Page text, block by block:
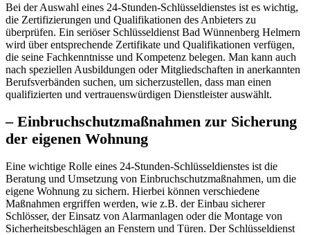
Bei der Auswahl eines 24-Stunden-Schlüsseldienstes ist es wichtig,
die Zertifizierungen und Qualifikationen des Anbieters zu
überprüfen.​ Ein seriöser Schlüsseldienst Bad Wünnenberg Helmern
wird über entsprechende Zertifikate und Qualifikationen verfügen,
die seine Fachkenntnisse und Kompetenz belegen. Man kann auch
nach speziellen Ausbildungen oder Mitgliedschaften in anerkannten
Berufsverbänden suchen, um sicherzustellen, dass man einen
qualifizierten und vertrauenswürdigen Dienstleister auswählt.​
– Einbruchschutzmaßnahmen zur Sicherung
der eigenen Wohnung
Eine wichtige Rolle eines 24-Stunden-Schlüsseldienstes ist die
Beratung und Umsetzung von Einbruchschutzmaßnahmen, um die
eigene Wohnung zu sichern. Hierbei können verschiedene
Maßnahmen ergriffen werden, wie z.​B.​ der Einbau sicherer
Schlösser, der Einsatz von Alarmanlagen oder die Montage von
Sicherheitsbeschlägen an Fenstern und Türen.​ Der Schlüsseldienst